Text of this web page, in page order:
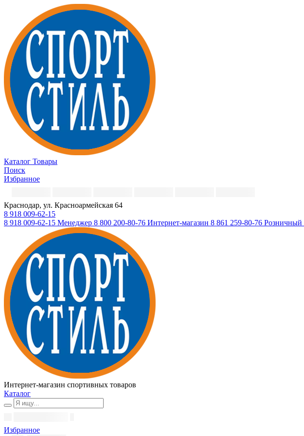
Каталог Товары
Поиск
Избранное
Краснодар, ул. Красноармейская 64
8 918 009-62-15
8 918 009-62-15 Менеджер 8 800 200-80-76 Интернет-магазин 8 861 259-80-76 Розничный
Интернет-магазин спортивных товаров
Каталог
Избранное